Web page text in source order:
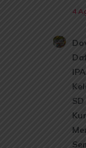
4
SD